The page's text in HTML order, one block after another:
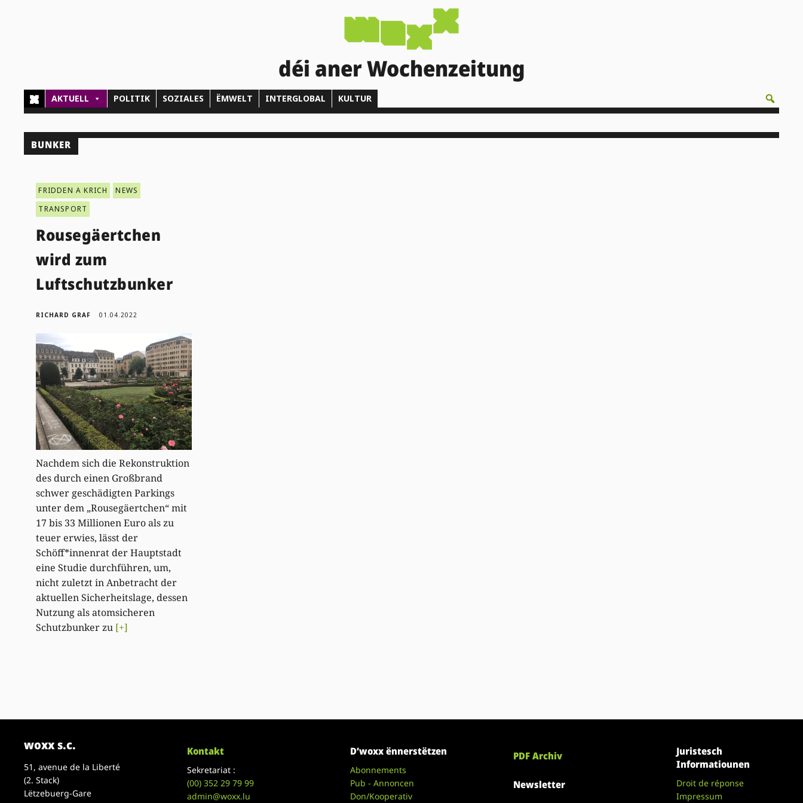
déi aner Wochenzeitung
AKTUELL POLITIK SOZIALES ËMWELT INTERGLOBAL KULTUR
BUNKER
FRIDDEN A KRICH
NEWS
TRANSPORT
Rousegäertchen
wird zum
Luftschutzbunker
RICHARD GRAF 01.04.2022
Nachdem sich die Rekonstruktion
des durch einen Großbrand
schwer geschädigten Parkings
unter dem „Rousegäertchen“ mit
17 bis 33 Millionen Euro als zu
teuer erwies, lässt der
Schöff*innenrat der Hauptstadt
eine Studie durchführen, um,
nicht zuletzt in Anbetracht der
aktuellen Sicherheitslage, dessen
Nutzung als atomsicheren
Schutzbunker zu [+]
woxx s.c.
51, avenue de la Liberté
(2. Stack)
Lëtzebuerg-Gare
Kontakt
Sekretariat :
(00)352 29 79 99
admin@woxx.lu
D’woxx ënnerstëtzen
Abonnements
Pub - Annoncen
Don/Kooperativ
PDF Archiv
Newsletter
Juristesch
Informatiounen
Droit de réponse
Impressum